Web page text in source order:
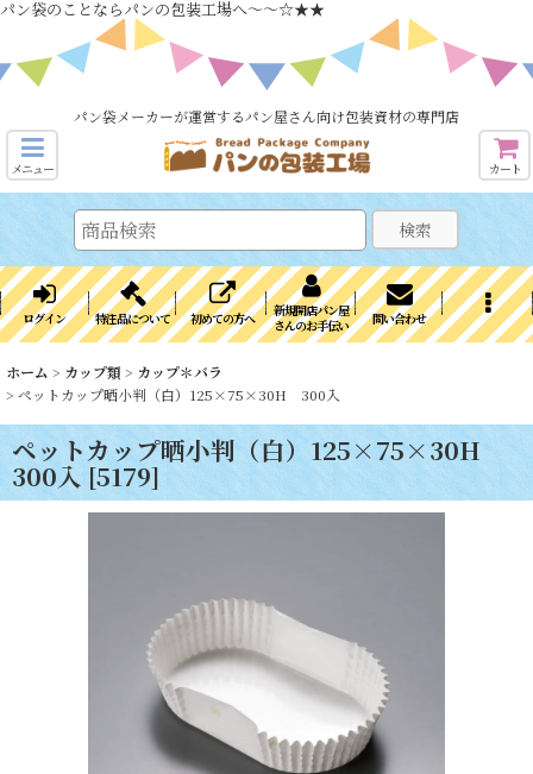
パン袋のことならパンの包装工場へ～～☆★★
パン袋メーカーが運営するパン屋さん向け包装資材の専門店
メニュー カート
検索
ログイン 特注品について 初めての方へ
新規開店パン屋
さんのお手伝い
問い合わせ
ホーム > カップ類> カップ＊バラ
> ペットカップ晒小判（白）125×75×30H 300入
ペットカップ晒小判（白）125×75×30H
300入 [5179]